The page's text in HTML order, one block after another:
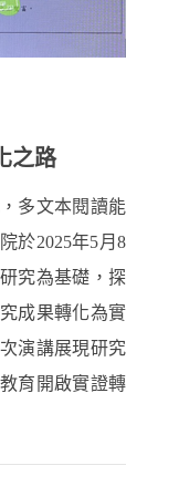
之路
多文本閱讀能
於2025年5月8
究為基礎，探
成果轉化為實
演講展現研究
育開啟實證轉